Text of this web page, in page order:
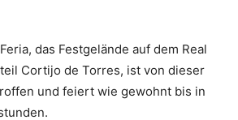
das Festgelände auf dem Real
Cortijo de Torres, ist von dieser
und feiert wie gewohnt bis in